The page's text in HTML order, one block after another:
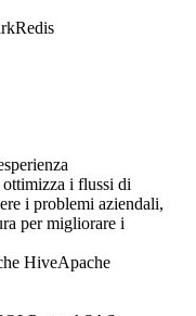
Redis
ottimizza i flussi di
i problemi aziendali,
per migliorare i
HiveApache